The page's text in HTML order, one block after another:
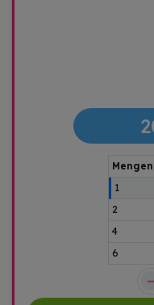
1
2
4
6
–